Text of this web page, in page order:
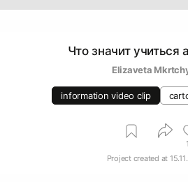
Что значит учиться
Elizaveta
information video clip
Project created at